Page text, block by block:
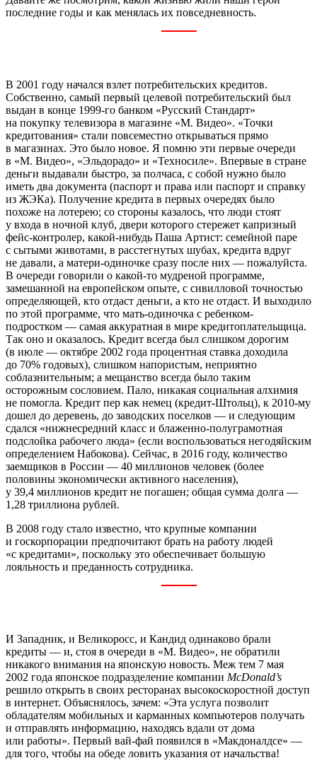
последние годы и как менялась их повседневность.
В 2001 году начался взлет потребительских кредитов.
Собственно, самый первый целевой потребительский был
выдан в конце 1999-го банком «Русский Стандарт»
на покупку телевизора в магазине «М. Видео». «Точки
кредитования» стали повсеместно открываться прямо
в магазинах. Это было новое. Я помню эти первые очереди
в «М. Видео», «Эльдорадо» и «Техносиле». Впервые в стране
деньги выдавали быстро, за полчаса, с собой нужно было
иметь два документа (паспорт и права или паспорт и справку
из ЖЭКа). Получение кредита в первых очередях было
похоже на лотерею; со стороны казалось, что люди стоят
у входа в ночной клуб, двери которого стережет капризный
фейс-контролер, какой-нибудь Паша Артист: семейной паре
с сытыми животами, в расстегнутых шубах, кредита вдруг
не давали, а матери-одиночке сразу после них — пожалуйста.
В очереди говорили о какой-то мудреной программе,
замешанной на европейском опыте, с сивилловой точностью
определяющей, кто отдаст деньги, а кто не отдаст. И выходило
по этой программе, что мать-одиночка с ребенком-
подростком — самая аккуратная в мире кредитоплательщица.
Так оно и оказалось. Кредит всегда был слишком дорогим
(в июле — октябре 2002 года процентная ставка доходила
до 70% годовых), слишком напористым, неприятно
соблазнительным; а мещанство всегда было таким
осторожным сословием. Пало, никакая социальная алхимия
не помогла. Кредит пер как немец (кредит-Штольц), к 2010-му
дошел до деревень, до заводских поселков — и следующим
сдался «нижнесредний класс и блаженно-полуграмотная
подслойка рабочего люда» (если воспользоваться негодяйским
определением Набокова). Сейчас, в 2016 году, количество
заемщиков в России — 40 миллионов человек (более
половины экономически активного населения),
у 39,4 миллионов кредит не погашен; общая сумма долга —
1,28 триллиона рублей.
В 2008 году стало известно, что крупные компании
и госкорпорации предпочитают брать на работу людей
«с кредитами», поскольку это обеспечивает большую
лояльность и преданность сотрудника.
И Западник, и Великоросс, и Кандид одинаково брали
кредиты — и, стоя в очереди в «М. Видео», не обратили
никакого внимания на японскую новость. Меж тем 7 мая
2002 года японское подразделение компании McDonald’s
решило открыть в своих ресторанах высокоскоростной доступ
в интернет. Объяснялось, зачем: «Эта услуга позволит
обладателям мобильных и карманных компьютеров получать
и отправлять информацию, находясь вдали от дома
или работы». Первый вай-фай появился в «Макдоналдсе» —
для того, чтобы на обеде ловить указания от начальства!